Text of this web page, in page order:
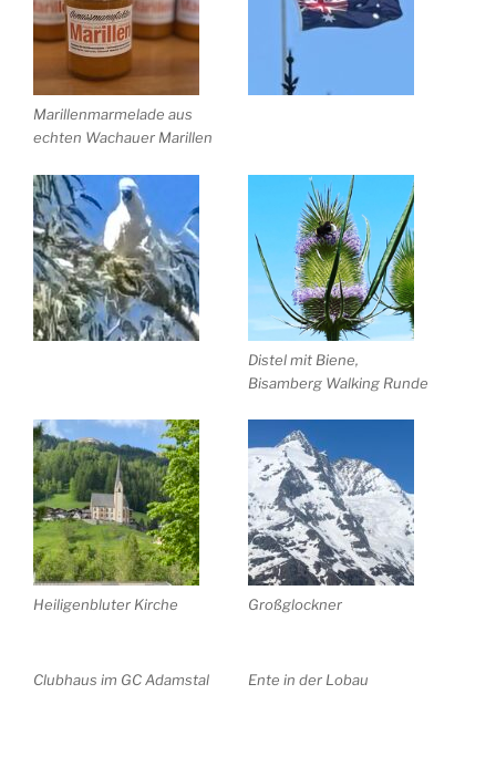
Marillenmarmelade aus
echten Wachauer Marillen
Distel mit Biene,
Bisamberg Walking Runde
Heiligenbluter Kirche Großglockner
Clubhaus im GC Adamstal Ente in der Lobau